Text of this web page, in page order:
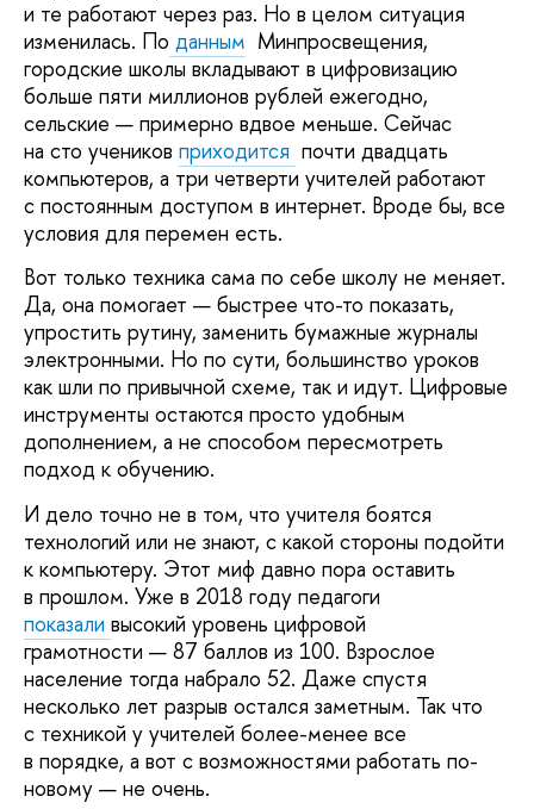
и те работают через раз. Но в целом ситуация
изменилась. По данным Минпросвещения,
городские школы вкладывают в цифровизацию
больше пяти миллионов рублей ежегодно,
сельские — примерно вдвое меньше. Сейчас
на сто учеников приходится почти двадцать
компьютеров, а три четверти учителей работают
с постоянным доступом в интернет. Вроде бы, все
условия для перемен есть.
Вот только техника сама по себе школу не меняет.
Да, она помогает — быстрее что-то показать,
упростить рутину, заменить бумажные журналы
электронными. Но по сути, большинство уроков
как шли по привычной схеме, так и идут. Цифровые
инструменты остаются просто удобным
дополнением, а не способом пересмотреть
подход к обучению.
И дело точно не в том, что учителя боятся
технологий или не знают, с какой стороны подойти
к компьютеру. Этот миф давно пора оставить
в прошлом. Уже в 2018 году педагоги
показали высокий уровень цифровой
грамотности — 87 баллов из 100. Взрослое
население тогда набрало 52. Даже спустя
несколько лет разрыв остался заметным. Так что
с техникой у учителей более-менее все
в порядке, а вот с возможностями работать по-
новому — не очень.